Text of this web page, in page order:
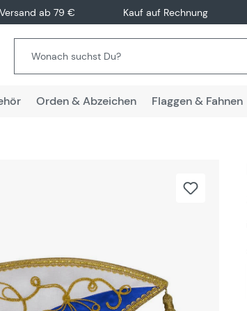
ab 79 € Kauf auf Rechnung
Orden & Abzeichen Flaggen & Fahnen